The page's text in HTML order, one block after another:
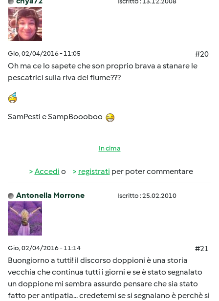
Gio, 02/04/2016 - 11:05
#20
Oh ma ce lo sapete che son proprio brava a stanare le
pescatrici sulla riva del fiume???
SamPesti e SampBoooboo
In cima
Accedi o registrati per poter commentare
Antonella Morrone Iscritto : 25.02.2010
Gio, 02/04/2016 - 11:14
#21
Buongiorno a tutti! il discorso doppioni è una storia
vecchia che continua tutti i giorni e se è stato segnalato
un doppione mi sembra assurdo pensare che sia stato
fatto per antipatia... credetemi se si segnalano è perchè si